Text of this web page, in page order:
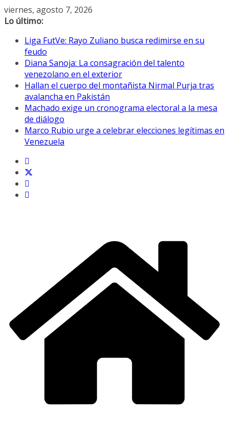
Saltar
al
viernes, agosto 7, 2026
Lo último:
Liga FutVe: Rayo Zuliano busca redimirse en su
feudo
Diana Sanoja: La consagración del talento
venezolano en el exterior
Hallan el cuerpo del montañista Nirmal Purja tras
avalancha en Pakistán
Machado exige un cronograma electoral a la mesa
de diálogo
Marco Rubio urge a celebrar elecciones legítimas en
Venezuela